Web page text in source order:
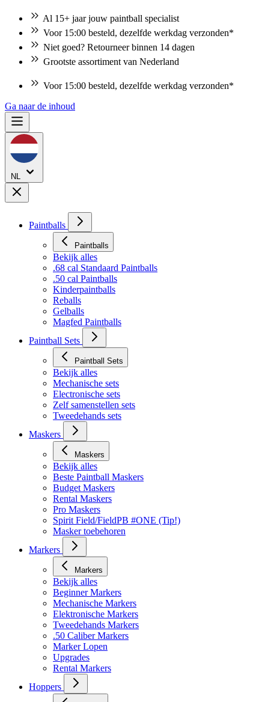
Al 15+ jaar jouw paintball specialist
Voor 15:00 besteld, dezelfde werkdag verzonden*
Niet goed? Retourneer binnen 14 dagen
Grootste assortiment van Nederland
Voor 15:00 besteld, dezelfde werkdag verzonden*
Ga naar de inhoud
NL
Paintballs
Paintballs
Bekijk alles
.68 cal Standaard Paintballs
.50 cal Paintballs
Kinderpaintballs
Reballs
Gelballs
Magfed Paintballs
Paintball Sets
Paintball Sets
Bekijk alles
Mechanische sets
Electronische sets
Zelf samenstellen sets
Tweedehands sets
Maskers
Maskers
Bekijk alles
Beste Paintball Maskers
Budget Maskers
Rental Maskers
Pro Maskers
Spirit Field/FieldPB #ONE (Tip!)
Masker toebehoren
Markers
Markers
Bekijk alles
Beginner Markers
Mechanische Markers
Elektronische Markers
Tweedehands Markers
.50 Caliber Markers
Marker Lopen
Upgrades
Rental Markers
Hoppers